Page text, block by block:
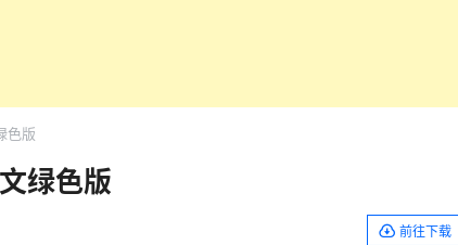
色版
绿色版
前往下载